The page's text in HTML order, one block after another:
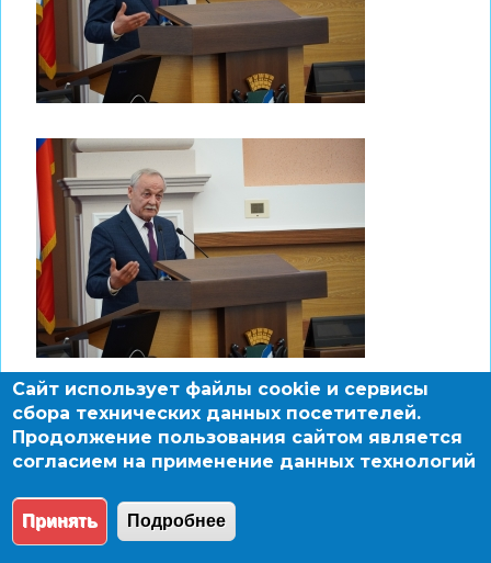
Сайт использует файлы cookie и сервисы
сбора технических данных посетителей.
Продолжение пользования сайтом является
согласием на применение данных технологий
Принять Подробнее